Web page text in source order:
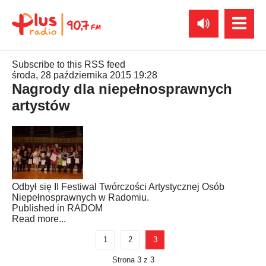
Subscribe to this RSS feed
środa, 28 października 2015 19:28
Nagrody dla niepełnosprawnych
artystów
Odbył się II Festiwal Twórczości Artystycznej Osób
Niepełnosprawnych w Radomiu.
Published in RADOM
Read more...
1 2 3
Strona 3 z 3